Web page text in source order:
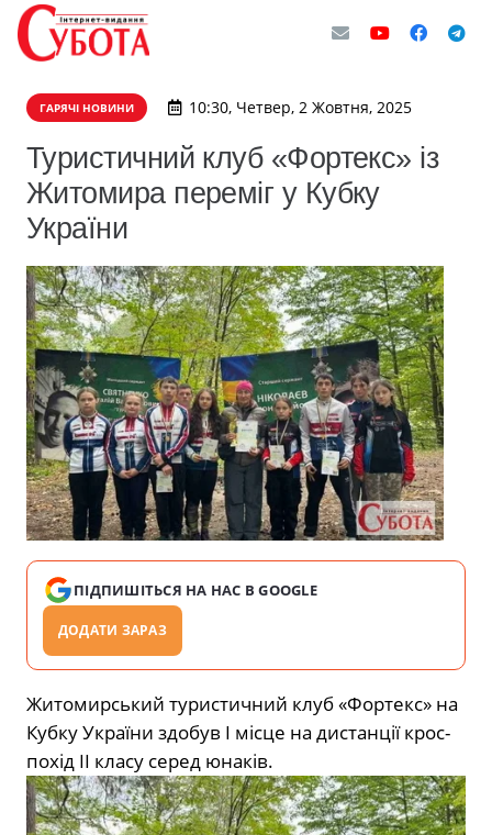
ГАРЯЧІ НОВИНИ 10:30, Четвер, 2 Жовтня, 2025
Туристичний клуб «Фортекс» із
Житомира переміг у Кубку
України
ПІДПИШІТЬСЯ НА НАС В GOOGLE
ДОДАТИ ЗАРАЗ
Житомирський туристичний клуб «Фортекс» на
Кубку України здобув І місце на дистанції крос-
похід ІІ класу серед юнаків.